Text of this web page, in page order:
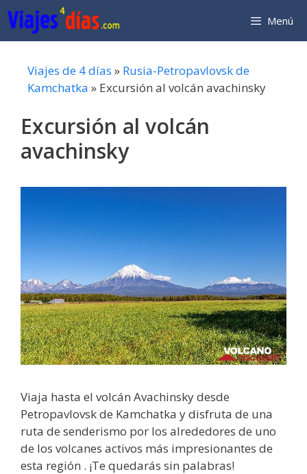
Saltar
al
contenido
Menú
Viajes de 4 días » Rusia-Petropavlovsk de
Kamchatka » Excursión al volcán avachinsky
Excursión al volcán
avachinsky
Viaja hasta el volcán Avachinsky desde
Petropavlovsk de Kamchatka y disfruta de una
ruta de senderismo por los alrededores de uno
de los volcanes activos más impresionantes de
esta región . ¡Te quedarás sin palabras!